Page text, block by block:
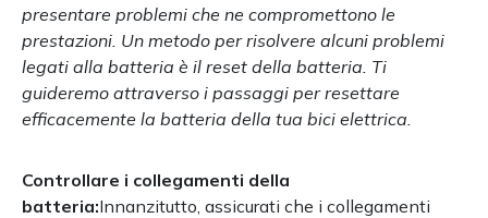
presentare problemi che ne compromettono le
prestazioni. Un metodo per risolvere alcuni problemi
legati alla batteria è il reset della batteria. Ti
guideremo attraverso i passaggi per resettare
efficacemente la batteria della tua bici elettrica.
Controllare i collegamenti della
batteria:Innanzitutto, assicurati che i collegamenti